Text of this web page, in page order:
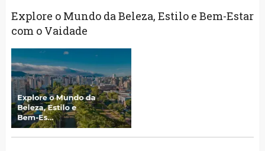
Explore o Mundo da Beleza, Estilo e Bem-Estar
com o Vaidade